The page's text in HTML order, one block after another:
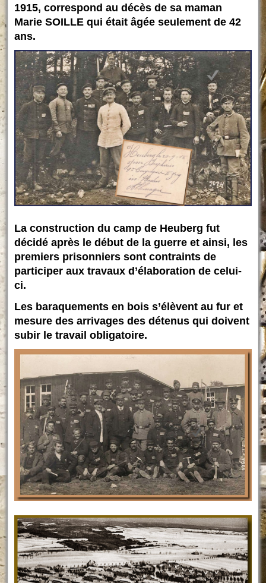
1915, correspond au décès de sa maman
Marie SOILLE qui était âgée seulement de 42
ans.
La construction du camp de Heuberg fut
décidé après le début de la guerre et ainsi, les
premiers prisonniers sont contraints de
participer aux travaux d’élaboration de celui-
ci.
Les baraquements en bois s’élèvent au fur et
mesure des arrivages des détenus qui doivent
subir le travail obligatoire.